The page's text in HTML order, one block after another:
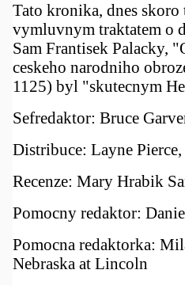
Tato kronika, dnes skoro
vymluvnym traktatem o
Sam Frantisek Palacky,
ceskeho narodniho
1125) byl "skutecnym
Sefredaktor: Bruce
Distribuce: Layne
Recenze: Mary Hrabik
Pomocny redaktor:
Pomocna redaktorka:
Nebraska at Lincoln